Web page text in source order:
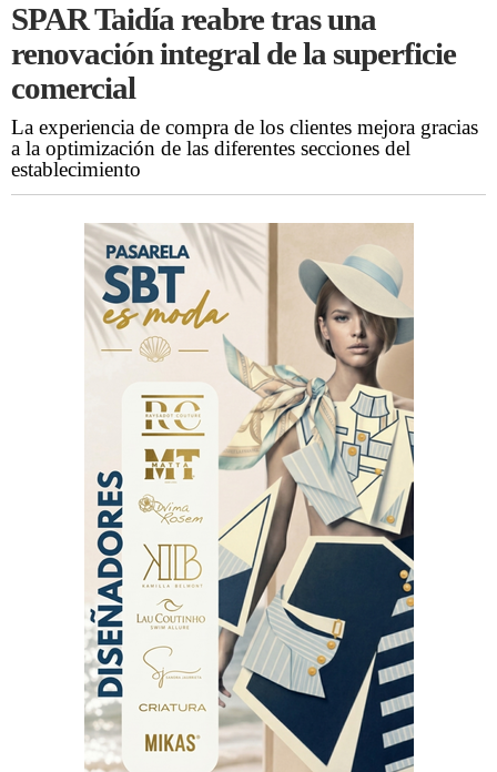
SPAR Taidía reabre tras una
renovación integral de la superficie
comercial
La experiencia de compra de los clientes mejora gracias
a la optimización de las diferentes secciones del
establecimiento